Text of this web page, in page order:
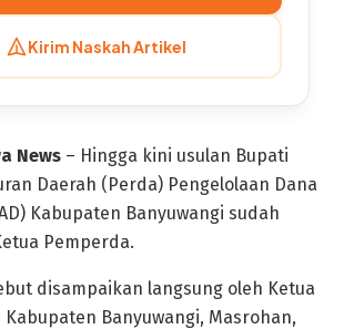
Kirim Naskah Artikel
News – Hingga kini usulan Bupati
Daerah (Perda) Pengelolaan Dana
Kabupaten Banyuwangi sudah
Pemperda.
disampaikan langsung oleh Ketua
Kabupaten Banyuwangi, Masrohan,